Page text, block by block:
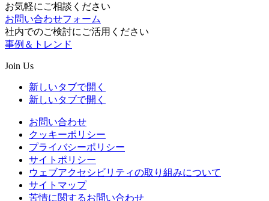
お気軽にご相談ください
お問い合わせフォーム
社内でのご検討にご活用ください
事例＆トレンド
Join Us
新しいタブで開く
新しいタブで開く
お問い合わせ
クッキーポリシー
プライバシーポリシー
サイトポリシー
ウェブアクセシビリティの取り組みについて
サイトマップ
苦情に関するお問い合わせ